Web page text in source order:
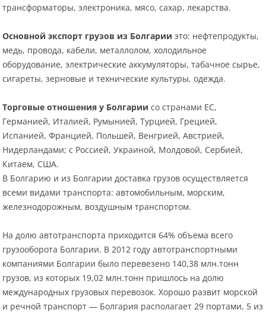
трансформаторы, электроника, мясо, сахар, лекарства.
Основной экспорт грузов из Болгарииэто: нефтепродукты,
медь, провода, кабели, металлолом, холодильное
оборудование, электрические аккумуляторы, табачное сырье,
сигареты, зерновые и технические культуры, одежда.
Торговые отношения у Болгариисо странами ЕС,
Германией, Италией, Румынией, Турцией, Грецией,
Испанией, Францией, Польшей, Венгрией, Австрией,
Нидерландами; с Россией, Украиной, Молдовой, Сербией,
Китаем, США.
В Болгарию и из Болгарии доставка грузов осуществляется
всеми видами транспорта: автомобильным, морским,
железнодорожным, воздушным транспортом.
На долю автотранспорта приходится 64% объема всего
грузооборота Болгарии. В 2012 году автотранспортными
компаниями Болгарии было перевезено 140,38 млн.тонн
грузов, из которых 19,02 млн.тонн пришлось на долю
международных грузовых перевозок. Хорошо развит морской
и речной транспорт — Болгария располагает 29 портами, 5 из